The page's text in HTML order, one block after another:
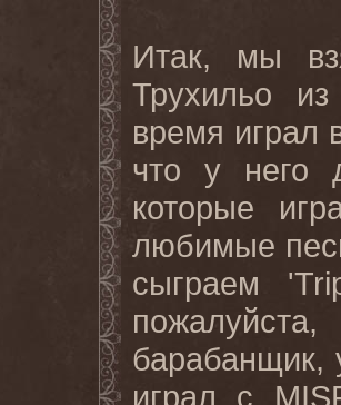
Итак, мы
Трухильо
время играл
что у него
которые
любимые
сыграем '
пожалуйста
барабанщик,
играл с